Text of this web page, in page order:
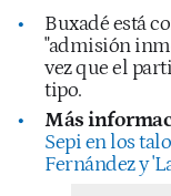
Buxadé está
"admisión
vez que el
tipo.
Más
Sepi en los
Fernández y